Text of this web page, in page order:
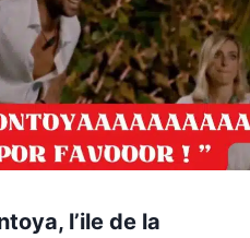
l’ile de la